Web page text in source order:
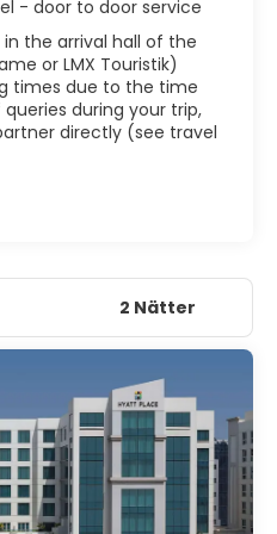
en av de mest spännande
- door to door service
the arrival hall of the
or LMX Touristik)
times due to the time
during your trip,
directly (see travel
2 Nätter